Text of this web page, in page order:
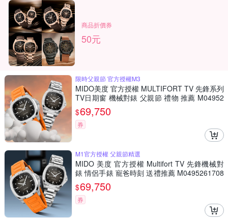
商品折價券
50元
限時父親節 官方授權M3
MIDO美度 官方授權 MULTIFORT TV 先鋒系列
TV日期窗 機械對錶 父親節 禮物 推薦 M04952
61708100+M0493071108100
$69,750
券
M1官方授權 父親節精選
MIDO 美度 官方授權 Multifort TV 先鋒機械對
錶 情侶手錶 寵爸時刻 送禮推薦 M0495261708
100+M0493071108100
$69,750
券